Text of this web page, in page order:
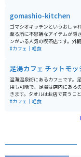
す。
gomashio-kitchen
ゴマシオキッチンというおしゃ
至る所に不思議なアイテムが隠
ンがいる人気の喫茶店です。外
事まで全てにこだわりがあるお
く、人気があるため、行かれる
くことをオススメします。
#カフェ｜軽食
足湯カフェ チットモッ
温海温泉街にあるカフェです。
用も可能で、足湯は店内にある
きます。タオルはお店で買うこ
隣に地元産の雑貨屋、2階にマッ
#カフェ｜軽食